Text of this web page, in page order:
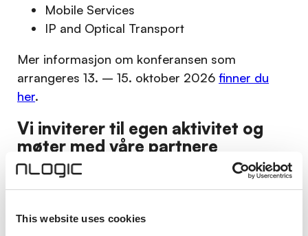
This website uses cookies
Mobile Services
IP and Optical Transport
Mer informasjon om konferansen som
arrangeres 13. – 15. oktober 2026finner du
her.
Vi inviterer til egen aktivitet og
møter med våre partnere
Vi i nLogic deltar på Network X og inviterer til
partnere. Våre partnere har utstilling med